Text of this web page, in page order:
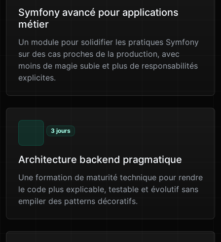
Symfony avancé pour applications
métier
Un module pour solidifier les pratiques Symfony
sur des cas proches de la production, avec
moins de magie subie et plus de responsabilités
explicites.
3 jours
Architecture backend pragmatique
Une formation de maturité technique pour rendre
le code plus explicable, testable et évolutif sans
empiler des patterns décoratifs.